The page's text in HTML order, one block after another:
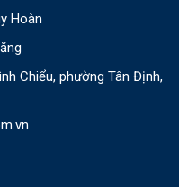
Hoàn
Chiểu, phường Tân Định,